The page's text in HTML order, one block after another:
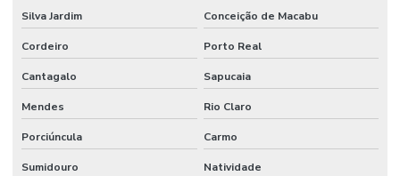
Silva Jardim Conceição de Macabu
Cordeiro Porto Real
Cantagalo Sapucaia
Mendes Rio Claro
Porciúncula Carmo
Sumidouro Natividade